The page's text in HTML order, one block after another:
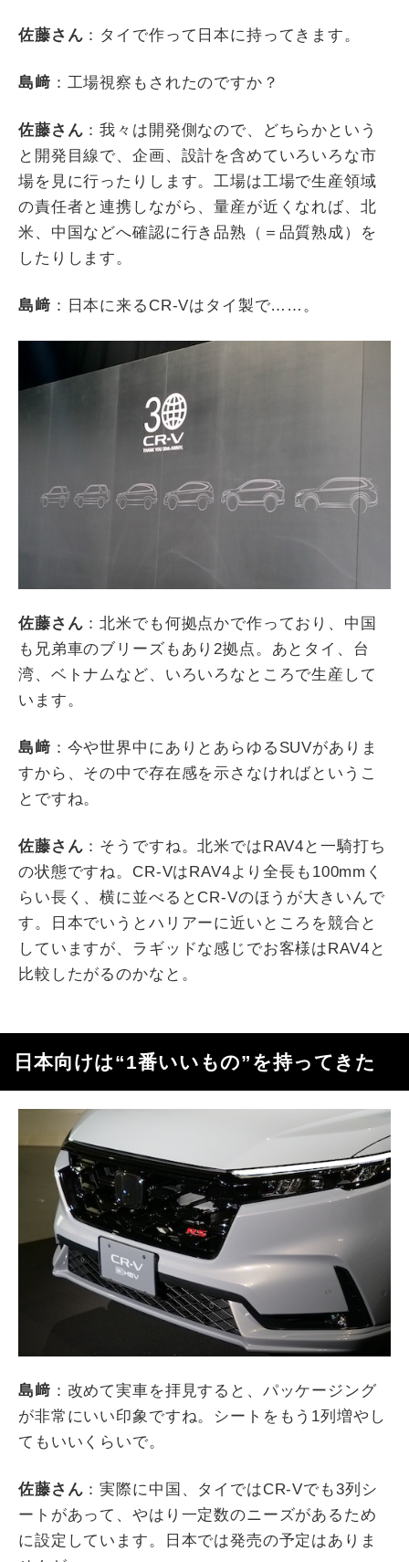
佐藤さん ：タイで作って日本に持ってきます。
島﨑 ：工場視察もされたのですか？
佐藤さん ：我々は開発側なので、どちらかという
と開発目線で、企画、設計を含めていろいろな市
場を見に行ったりします。工場は工場で生産領域
の責任者と連携しながら、量産が近くなれば、北
米、中国などへ確認に行き品熟（＝品質熟成）を
したりします。
島﨑 ：日本に来る CR-Vはタイ製で…… 。
佐藤さん ：北米でも何拠点かで作っており、中国
も兄弟車のブリーズもあり 2拠点。あとタイ、台
湾、ベトナムなど、いろいろなところで生産して
います。
島﨑 ：今や世界中にありとあらゆる SUVがありま
すから、その中で存在感を示さなければというこ
とですね。
佐藤さん ：そうですね。北米ではRAV4 と一騎打ち
の状態ですね。 CR-VはRAV4より全長も 100mm く
らい長く、横に並べると CR-Vのほうが大きいんで
す。日本でいうとハリアーに近いところを競合と
していますが、ラギッドな感じでお客様はRAV4 と
比較したがるのかなと。
日本向けは“1番いいもの”を持ってきた
島﨑 ：改めて実車を拝見すると、パッケージング
が非常にいい印象ですね。シートをもう 1列増やし
てもいいくらいで。
佐藤さん ：実際に中国、タイではCR-Vでも3列シ
ートがあって、やはり一定数のニーズがあるため
に設定しています。日本では発売の予定はありま